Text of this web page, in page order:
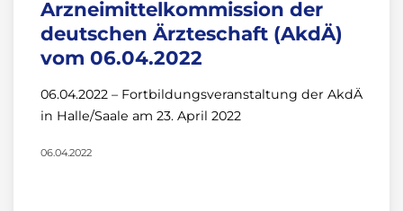
Arzneimittelkommission der
deutschen Ärzteschaft (AkdÄ)
vom 06.04.2022
06.04.2022 – Fortbildungsveranstaltung der AkdÄ
in Halle/Saale am 23. April 2022
06.04.2022